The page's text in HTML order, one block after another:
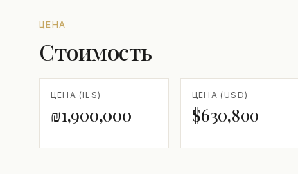
ЦЕНА
Стоимость
ЦЕНА (ILS)
₪1,900,000
ЦЕНА (USD)
$630,800